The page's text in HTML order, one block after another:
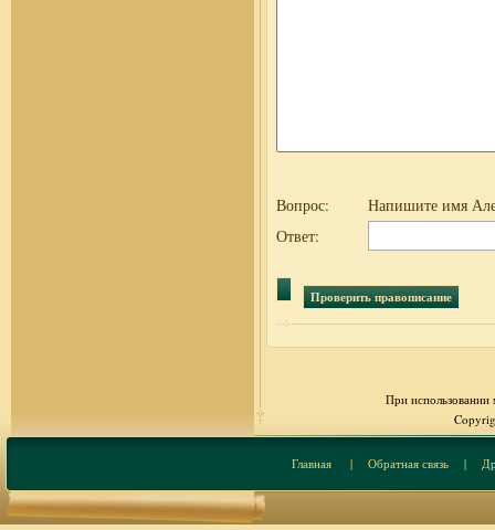
Вопрос:
Напишите имя
Ответ:
При использовании
Главная| Обратная связь|